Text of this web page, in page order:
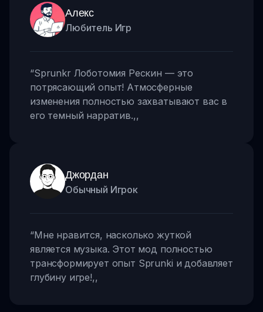
Алекс
Любитель Игр
“Sprunkr Лоботомия Рескин — это
потрясающий опыт! Атмосферные
изменения полностью захватывают вас в
его темный нарратив.,,
Джордан
Обычный Игрок
“Мне нравится, насколько жуткой
является музыка. Этот мод полностью
трансформирует опыт Sprunki и добавляет
глубину игре!,,